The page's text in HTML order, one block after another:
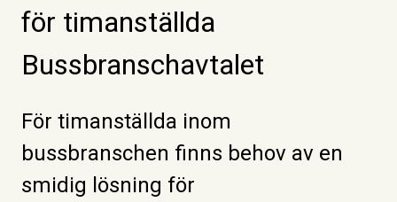
för timanställda
Bussbranschavtalet
För timanställda inom
bussbranschen finns behov av en
smidig lösning för